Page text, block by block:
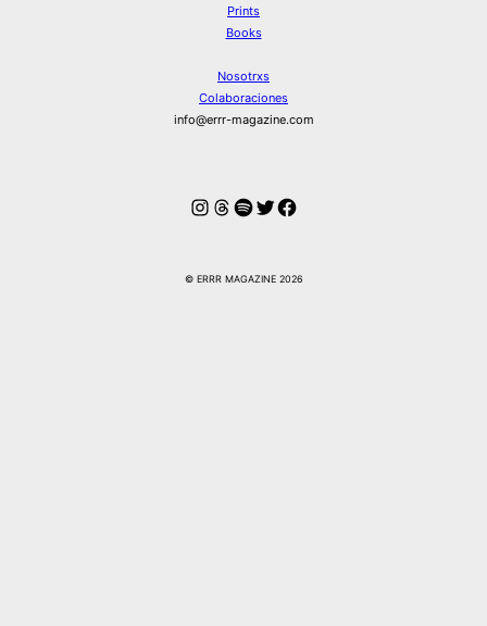
Prints
Books
Nosotrxs
Colaboraciones
info@errr-magazine.com
Instagram
Hilos
Spotify
Twitter
Facebook
© ERRR MAGAZINE 2026